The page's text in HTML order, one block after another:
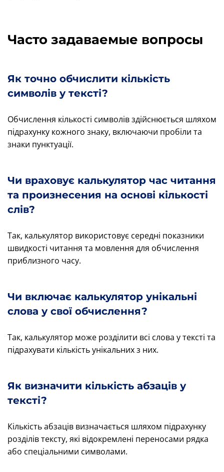
Часто задаваемые вопросы
Як точно обчислити кількість
символів у тексті?
Обчислення кількості символів здійснюється шляхом
підрахунку кожного знаку, включаючи пробіли та
знаки пунктуації.
Чи враховує калькулятор час читання
та произнесения на основі кількості
слів?
Так, калькулятор використовує середні показники
швидкості читання та мовлення для обчислення
приблизного часу.
Чи включає калькулятор унікальні
слова у свої обчислення?
Так, калькулятор може розділити всі слова у тексті та
підрахувати кількість унікальних з них.
Як визначити кількість абзаців у
тексті?
Кількість абзаців визначається шляхом підрахунку
розділів тексту, які відокремлені переносами рядка
або спеціальними символами.